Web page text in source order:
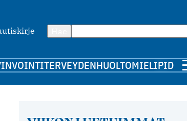
TERVEYDENHUOLTOMIELIPIDE